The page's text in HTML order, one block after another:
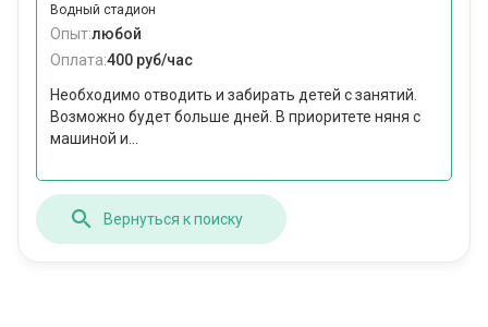
Водный стадион
Опыт:любой
Оплата:400 руб/час
Необходимо отводить и забирать детей с занятий.
Возможно будет больше дней. В приоритете няня с
машиной и...
Вернуться к поиску